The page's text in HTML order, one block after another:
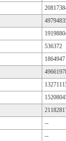
536372
1864947
--
--